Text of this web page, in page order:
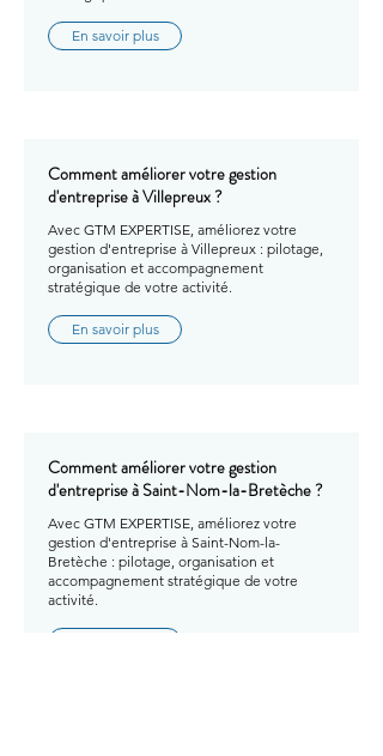
En savoir plus
Comment améliorer votre gestion
d'entreprise à Villepreux ?
Avec GTM EXPERTISE, améliorez votre
gestion d'entreprise à Villepreux : pilotage,
organisation et accompagnement
stratégique de votre activité.
En savoir plus
Comment améliorer votre gestion
d'entreprise à Saint-Nom-la-Bretèche ?
Avec GTM EXPERTISE, améliorez votre
gestion d'entreprise à Saint-Nom-la-
Bretèche : pilotage, organisation et
accompagnement stratégique de votre
activité.